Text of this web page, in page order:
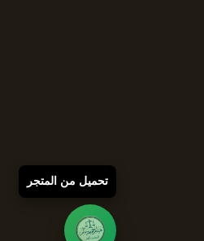
تحميل من المتجر